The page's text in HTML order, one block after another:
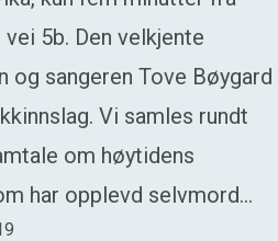
5b. Den velkjente
og sangeren Tove Bøygard
Vi samles rundt
om høytidens
har opplevd selvmord…